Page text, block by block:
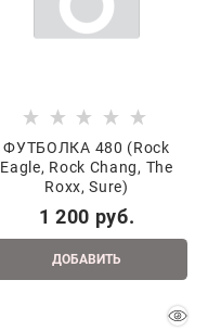
ФУТБОЛКА 480 (Rock
Eagle, Rock Chang, The
Roxx, Sure)
1 200 руб.
ДОБАВИТЬ